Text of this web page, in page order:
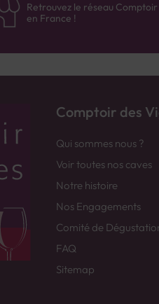
Retrouvez le réseau
en France !
Comptoir des
Qui sommes nous ?
Voir toutes nos caves
Notre histoire
Nos Engagements
Comité de
FAQ
Sitemap